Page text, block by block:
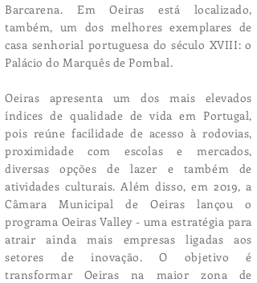
Barcarena. Em Oeiras está localizado,
também, um dos melhores exemplares de
casa senhorial portuguesa do século XVIII: o
Palácio do Marquês de Pombal.
Oeiras apresenta um dos mais elevados
índices de qualidade de vida em Portugal,
pois reúne facilidade de acesso à rodovias,
proximidade com escolas e mercados,
diversas opções de lazer e também de
atividades culturais. Além disso, em 2019, a
Câmara Municipal de Oeiras lançou o
programa Oeiras Valley - uma estratégia para
atrair ainda mais empresas ligadas aos
setores de inovação. O objetivo é
transformar Oeiras na maior zona de